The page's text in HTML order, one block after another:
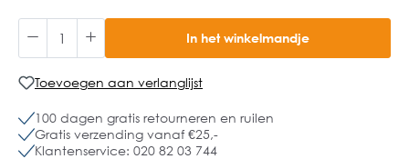
In het winkelmandje
Toevoegen aan verlanglijst
100 dagen gratis retourneren en ruilen
Gratis verzending vanaf €25,-
Klantenservice: 020 82 03 744